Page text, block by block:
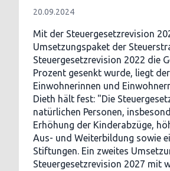
20.09.2024
Mit der Steuergesetzrevision
Umsetzungspaket der
Steuergesetzrevision 2022 die
Prozent gesenkt wurde, liegt
Einwohnerinnen und
Dieth hält fest: "Die
natürlichen Personen,
Erhöhung der Kinderabzüge,
Aus- und Weiterbildung sowie
Stiftungen. Ein zweites
Steuergesetzrevision 2027 mit